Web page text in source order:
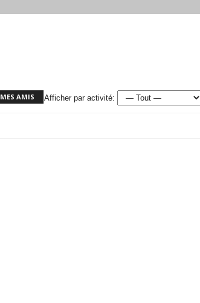
MES AMIS Afficher par activité: